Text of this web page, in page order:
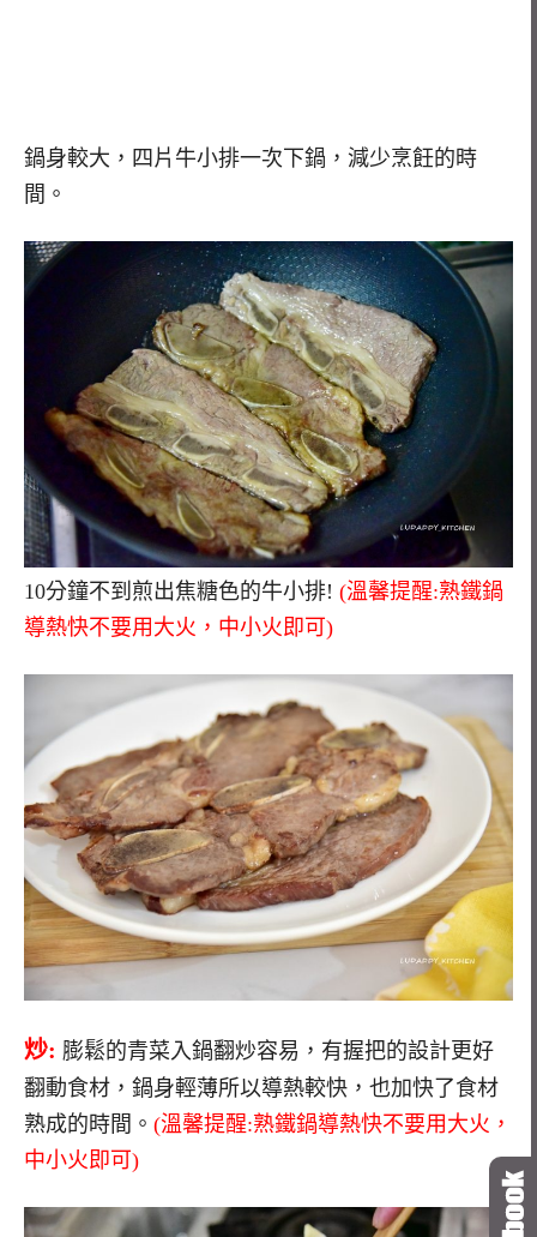
鍋身較大，四片牛小排一次下鍋，減少烹飪的時
間。
10分鐘不到煎出焦糖色的牛小排! (溫馨提醒:熟鐵鍋
導熱快不要用大火，中小火即可)
炒: 膨鬆的青菜入鍋翻炒容易，有握把的設計更好
翻動食材，鍋身輕薄所以導熱較快，也加快了食材
熟成的時間。 (溫馨提醒:熟鐵鍋導熱快不要用大火，
中小火即可)